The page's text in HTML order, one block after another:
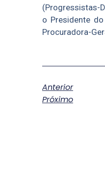
(Progressistas-
o Presidente
Procuradora-
Anterior
Próximo